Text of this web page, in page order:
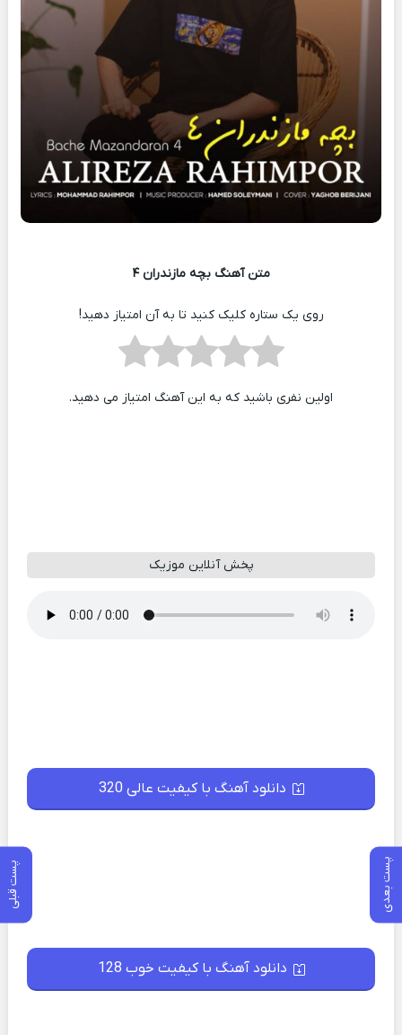
پست بعدی پست قبلی
متن آهنگ بچه مازندران ۴
روی یک ستاره کلیک کنید تا به آن امتیاز دهید!
اولین نفری باشید که به این آهنگ امتیاز می دهید.
پخش آنلاین موزیک
دانلود آهنگ با کیفیت عالی 320
دانلود آهنگ با کیفیت خوب 128